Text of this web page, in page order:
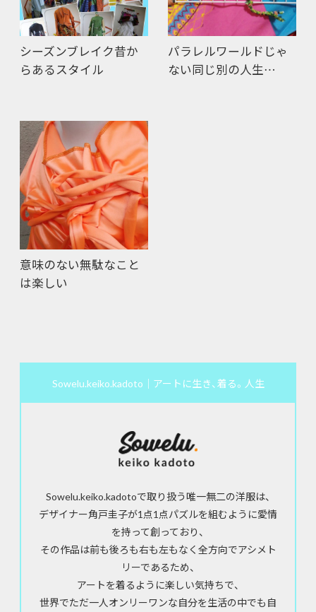
シーズンブレイク昔か
らあるスタイル
パラレルワールドじゃ
ない同じ別の人生…
意味のない無駄なこと
は楽しい
Sowelu.keiko.kadoto｜アートに生き、着る。人生
Sowelu.keiko.kadotoで取り扱う唯一無二の洋服は、
デザイナー角戸圭子が1点1点パズルを組むように愛情
を持って創っており、
その作品は前も後ろも右も左もなく全方向でアシメト
リーであるため、
アートを着るように楽しい気持ちで、
世界でただ一人オンリーワンな自分を生活の中でも自